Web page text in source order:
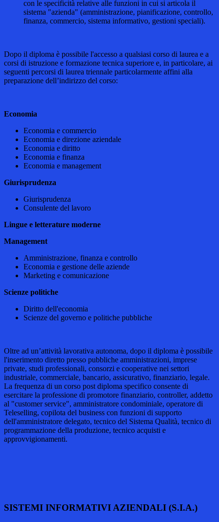
con le specificità relative alle funzioni in cui si articola il
sistema "azienda" (amministrazione, pianificazione, controllo,
finanza, commercio, sistema informativo, gestioni speciali).
Dopo il diploma è possibile l'accesso a qualsiasi corso di laurea e a
corsi di istruzione e formazione tecnica superiore e, in particolare, ai
seguenti percorsi di laurea triennale particolarmente affini alla
preparazione dell’indirizzo del corso:
Economia
Economia e commercio
Economia e direzione aziendale
Economia e diritto
Economia e finanza
Economia e management
Giurisprudenza
Giurisprudenza
Consulente del lavoro
Lingue e letterature moderne
Management
Amministrazione, finanza e controllo
Economia e gestione delle aziende
Marketing e comunicazione
Scienze politiche
Diritto dell'economia
Scienze del governo e politiche pubbliche
Oltre ad un’attività lavorativa autonoma, dopo il diploma è possibile
l'inserimento diretto presso pubbliche amministrazioni, imprese
private, studi professionali, consorzi e cooperative nei settori
industriale, commerciale, bancario, assicurativo, finanziario, legale.
La frequenza di un corso post diploma specifico consente di
esercitare la professione di promotore finanziario, controller, addetto
al "customer service", amministratore condominiale, operatore di
Teleselling, copilota del business con funzioni di supporto
dell'amministratore delegato, tecnico del Sistema Qualità, tecnico di
programmazione della produzione, tecnico acquisti e
approvvigionamenti.
SISTEMI INFORMATIVI AZIENDALI (S.I.A.)